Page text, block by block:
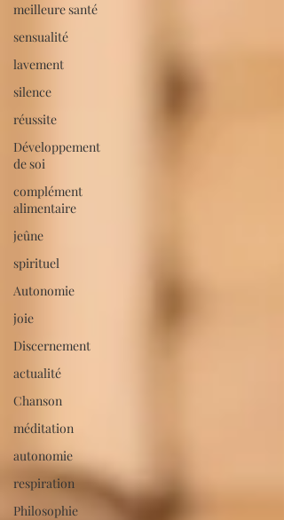
meilleure santé
sensualité
lavement
silence
réussite
Développement
de soi
complément
alimentaire
jeûne
spirituel
Autonomie
joie
Discernement
actualité
Chanson
méditation
autonomie
respiration
Philosophie